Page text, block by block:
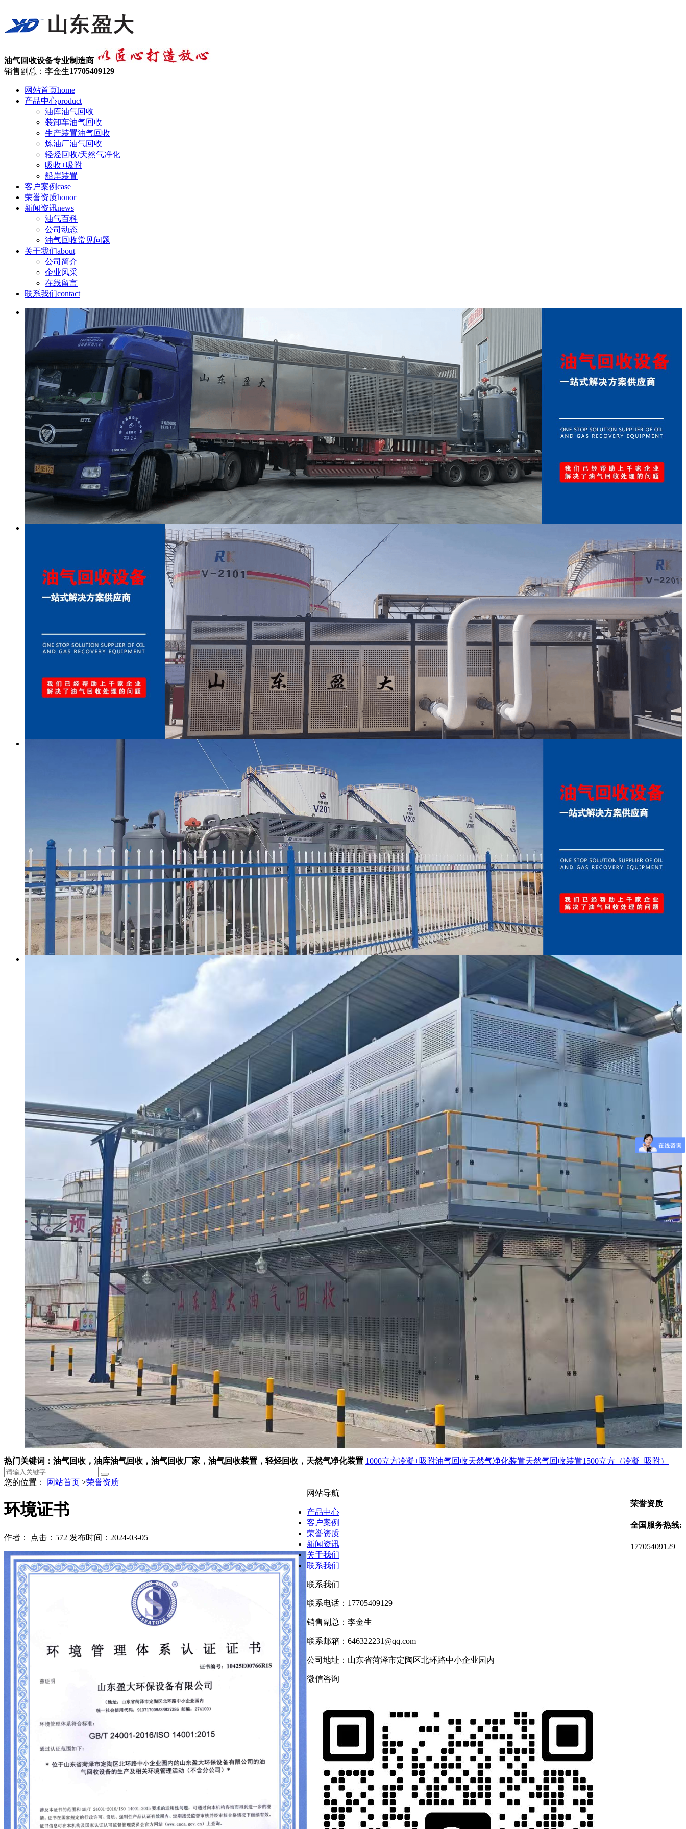
油气回收设备专业制造商
销售副总：李金生17705409129
网站首页home
产品中心product
油库油气回收
装卸车油气回收
生产装置油气回收
炼油厂油气回收
轻烃回收/天然气净化
吸收+吸附
船岸装置
客户案例case
荣誉资质honor
新闻资讯news
油气百科
公司动态
油气回收常见问题
关于我们about
公司简介
企业风采
在线留言
联系我们contact
热门关键词：油气回收，油库油气回收，油气回收厂家，油气回收装置，轻烃回收，天然气净化装置 1000立方冷凝+吸附油气回收天然气净化装置天然气回收装置1500立方（冷凝+吸附）
您的位置： 网站首页 >荣誉资质
荣誉资质
全国服务热线:
17705409129
环境证书
作者： 点击：572 发布时间：2024-03-05
网站导航
产品中心
客户案例
荣誉资质
新闻资讯
关于我们
联系我们
联系我们
联系电话：17705409129
销售副总：李金生
联系邮箱：646322231@qq.com
公司地址：山东省菏泽市定陶区北环路中小企业园内
微信咨询